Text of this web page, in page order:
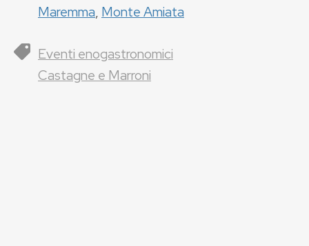
Maremma, Monte Amiata
Eventi enogastronomici
Castagne e Marroni